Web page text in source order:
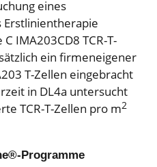
eines
Erstlinientherapie
IMA203CD8 TCR-T-
ein firmeneigener
T-Zellen eingebracht
in DL4a untersucht
TCR-T-Zellen pro m2
Programme